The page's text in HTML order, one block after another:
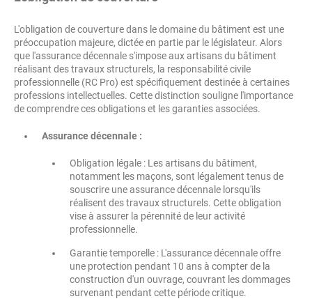
L'obligation de couverture dans le domaine du bâtiment est une
préoccupation majeure, dictée en partie par le législateur. Alors
que l'assurance décennale s'impose aux artisans du bâtiment
réalisant des travaux structurels, la responsabilité civile
professionnelle (RC Pro) est spécifiquement destinée à certaines
professions intellectuelles. Cette distinction souligne l'importance
de comprendre ces obligations et les garanties associées.
Assurance décennale :
Obligation légale : Les artisans du bâtiment,
notamment les maçons, sont légalement tenus de
souscrire une assurance décennale lorsqu'ils
réalisent des travaux structurels. Cette obligation
vise à assurer la pérennité de leur activité
professionnelle.
Garantie temporelle : L'assurance décennale offre
une protection pendant 10 ans à compter de la
construction d'un ouvrage, couvrant les dommages
survenant pendant cette période critique.